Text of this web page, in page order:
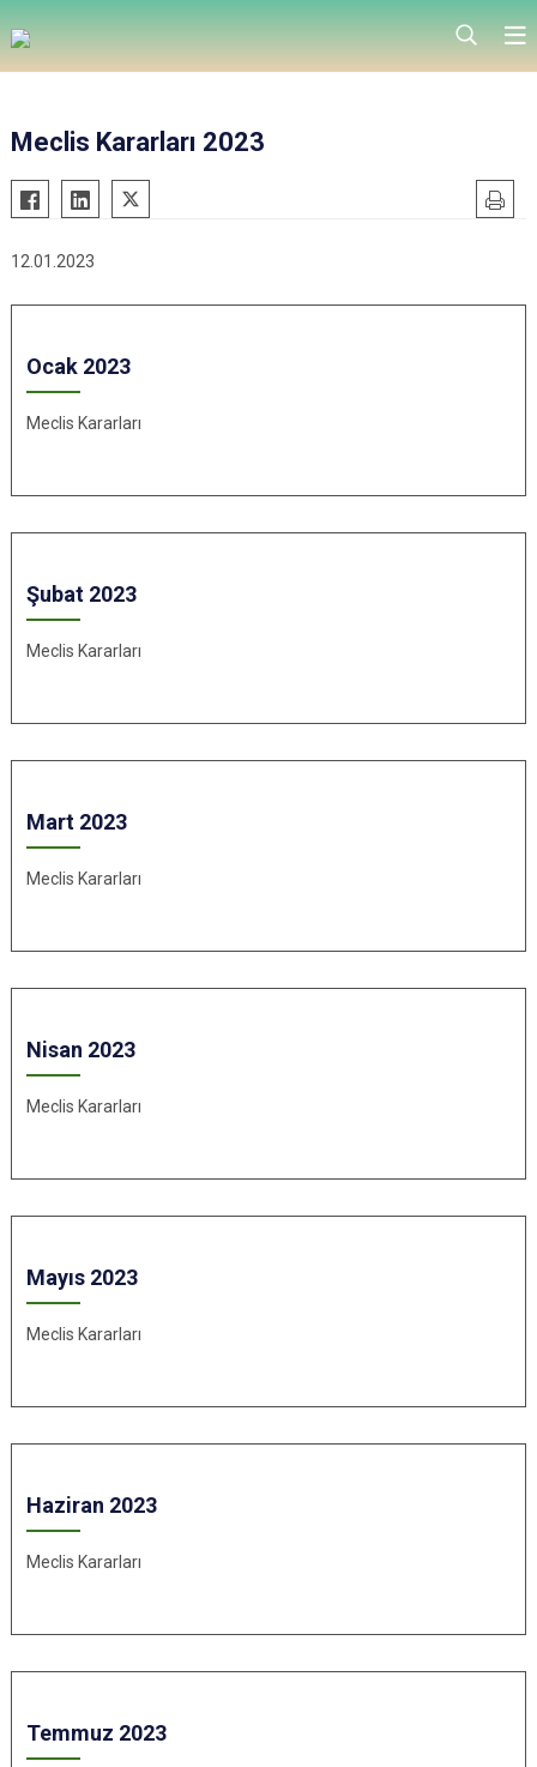
Meclis Kararları 2023
12.01.2023
Ocak 2023
Meclis Kararları
Şubat 2023
Meclis Kararları
Mart 2023
Meclis Kararları
Nisan 2023
Meclis Kararları
Mayıs 2023
Meclis Kararları
Haziran 2023
Meclis Kararları
Temmuz 2023